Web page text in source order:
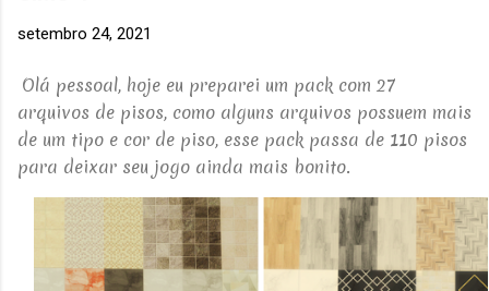
setembro 24, 2021
Olá pessoal, hoje eu preparei um pack com 27
arquivos de pisos, como alguns arquivos possuem mais
de um tipo e cor de piso, esse pack passa de 110 pisos
para deixar seu jogo ainda mais bonito.